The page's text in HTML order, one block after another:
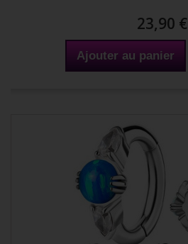
23,90 €
Ajouter au panier